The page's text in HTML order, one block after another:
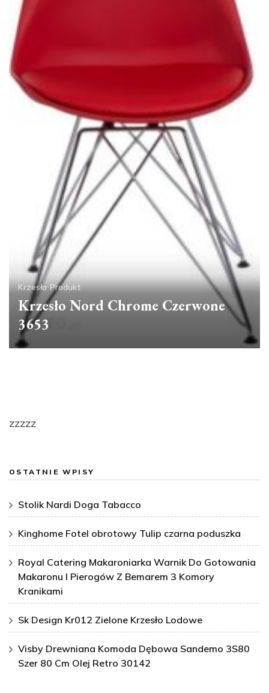
Krzesła Produkt
Krzesło Nord Chrome Czerwone
3653
zzzzz
OSTATNIE WPISY
Stolik Nardi Doga Tabacco
Kinghome Fotel obrotowy Tulip czarna poduszka
Royal Catering Makaroniarka Warnik Do Gotowania
Makaronu I Pierogów Z Bemarem 3 Komory
Kranikami
Sk Design Kr012 Zielone Krzesło Lodowe
Visby Drewniana Komoda Dębowa Sandemo 3S80
Szer 80 Cm Olej Retro 30142